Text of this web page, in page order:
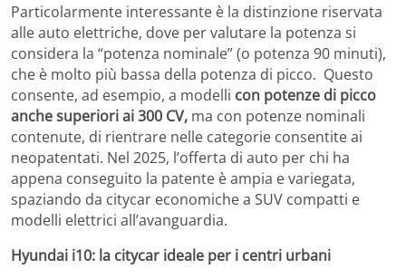
Particolarmente interessante è la distinzione riservata
alle auto elettriche, dove per valutare la potenza si
considera la “potenza nominale” (o potenza 90 minuti),
che è molto più bassa della potenza di picco. Questo
consente, ad esempio, a modelli con potenze di picco
anche superiori ai 300 CV, ma con potenze nominali
contenute, di rientrare nelle categorie consentite ai
neopatentati. Nel 2025, l’offerta di auto per chi ha
appena conseguito la patente è ampia e variegata,
spaziando da citycar economiche a SUV compatti e
modelli elettrici all’avanguardia.
Hyundai i10: la citycar ideale per i centri urbani